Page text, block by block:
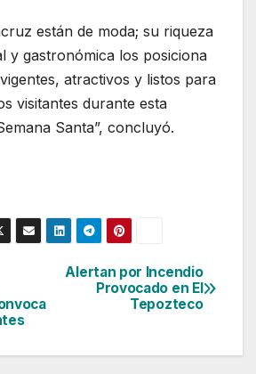
están de moda; su riqueza
y gastronómica los posiciona
atractivos y listos para
visitantes durante esta
Santa”, concluyó.
Alertan por Incendio
Provocado en El
Tepozteco